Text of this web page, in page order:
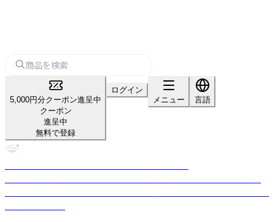
5,000円分クーポン進呈中
クーポン
進呈中
無料で登録
ログイン
メニュー
言語